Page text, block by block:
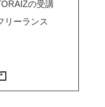
の受講
ーランス